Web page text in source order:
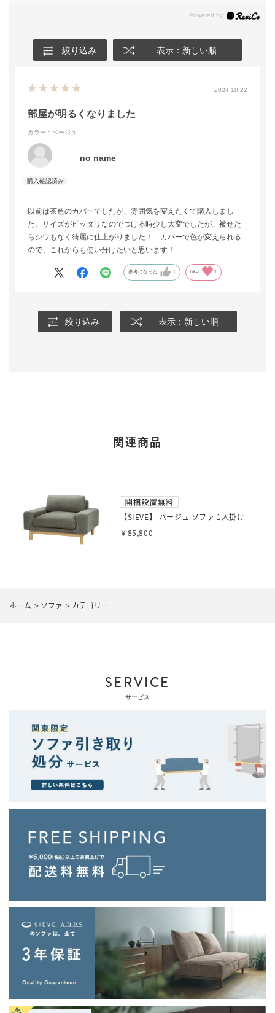
絞り込み 表示：新しい順
2024.10.22
部屋が明るくなりました
カラー：ベージュ
no name
以前は茶色のカバーでしたが、雰囲気を変えたくて購入しまし
た。サイズがピッタリなのでつける時少し大変でしたが、被せた
らシワもなく綺麗に仕上がりました！ カバーで色が変えられる
ので、これからも使い分けたいと思います！
参考になった 0 Like! 1
絞り込み 表示：新しい順
関連商品
【SIEVE】 バージュ ソファ 1人掛け
￥85,800
ホーム > ソファ > カテゴリー
SERVICE
サービス